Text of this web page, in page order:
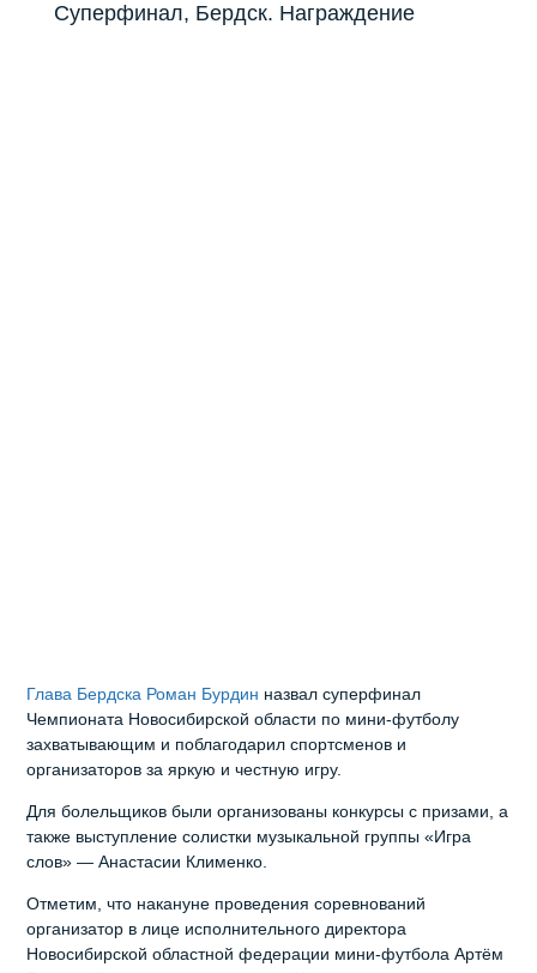
Суперфинал, Бердск. Награждение
Глава Бердска Роман Бурдин назвал суперфинал
Чемпионата Новосибирской области по мини-футболу
захватывающим и поблагодарил спортсменов и
организаторов за яркую и честную игру.
Для болельщиков были организованы конкурсы с призами, а
также выступление солистки музыкальной группы «Игра
слов» — Анастасии Клименко.
Отметим, что накануне проведения соревнований
организатор в лице исполнительного директора
Новосибирской областной федерации мини-футбола Артём